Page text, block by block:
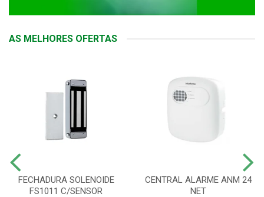
AS MELHORES OFERTAS
FECHADURA SOLENOIDE
FS1011 C/SENSOR
CENTRAL ALARME ANM 24
NET